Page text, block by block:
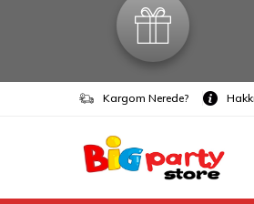
Kargom Nerede?